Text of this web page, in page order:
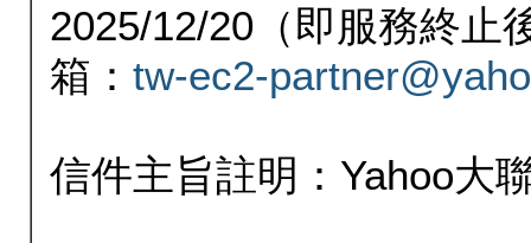
2025/12/20（即服務終止
箱： tw-ec2-
信件主旨註明：Yahoo大